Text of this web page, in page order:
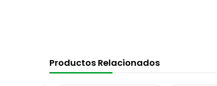
Productos Relacionados